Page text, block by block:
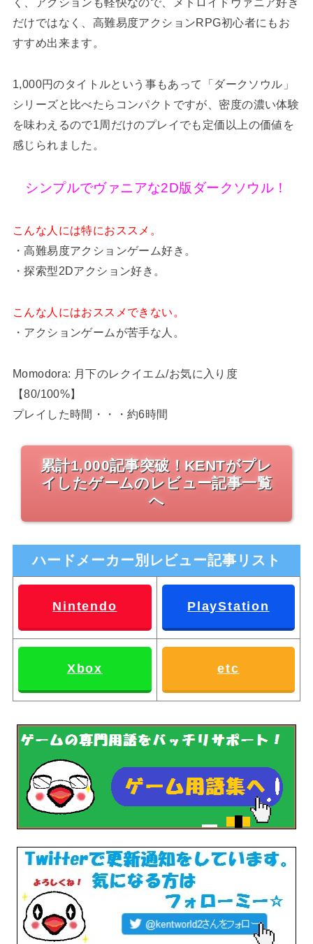
だけではなく、高難易度アクションRPG初心者にもお
すすめ出来ます。
1,000円のタイトルという事もあって「ダークソウル」
シリーズと比べたらコンパクトですが、密度の濃い体験
を味わえるので1周だけのプレイでも定価以上の価値を
感じられました。
シンプルでヴァニアな2D版ダークソウル！
こんな人には特におススメ。
・高難易度アクションゲーム好き。
・探索型2Dアクション好き。
こんな人にはおススメできない。
・アクションゲームが苦手な人。
Momodora: 月下のレクイエム/お気に入り度
【80/100%】
プレイした時間・・・約6時間
累計1,000記事突破！KENTがプレ
イしたゲームのレビュー記事一覧
へ
ハードメーカー別レビュー記事リスト
Nintendo PlayStation
Xbox etc